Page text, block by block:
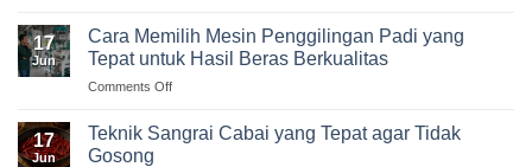
Persiapan
hingga
Jual
Kelapa
Mentah!
Ini
Usaha
17
Jun
Cara Memilih Mesin Penggilingan Padi yang
Tepat untuk Hasil Beras Berkualitas
Comments Offon
Memilih
Mesin
17
Jun
Teknik Sangrai Cabai yang Tepat agar Tidak
Gosong